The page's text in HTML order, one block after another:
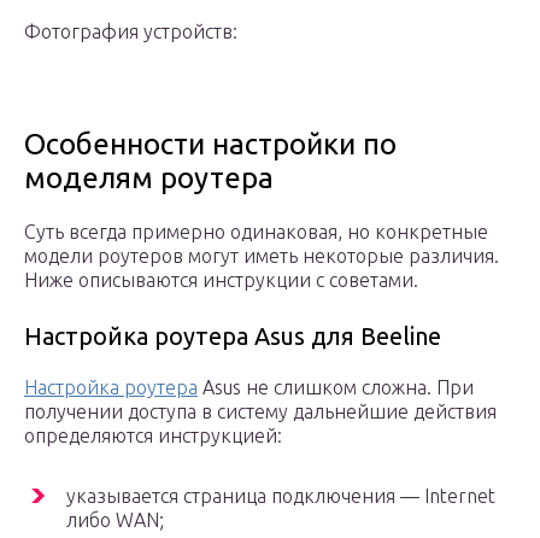
Фотография устройств:
Особенности настройки по
моделям роутера
Суть всегда примерно одинаковая, но конкретные
модели роутеров могут иметь некоторые различия.
Ниже описываются инструкции с советами.
Настройка роутера Asus для Beeline
Настройка роутера Asus не слишком сложна. При
получении доступа в систему дальнейшие действия
определяются инструкцией:
указывается страница подключения — Internet
либо WAN;